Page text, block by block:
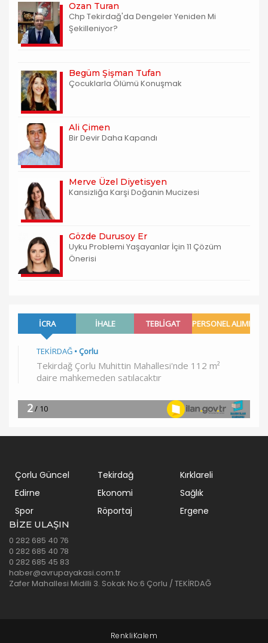
Ozan Turan
Chp Tekirdağ'da Dengeler Yeniden Mi
Şekilleniyor?
Begüm Şişman Tufan
Çocuklarla Ölümü Konuşmak
Ali Çimen
Bir Devir Daha Kapandı
Merve Üzel Diyetisyen
Kansizliğa Karşi Doğanin Mucizesi
Gözde Durusoy Er
Uyku Problemi Yaşayanlar İçin 11 Çözüm
Önerisi
Çorlu Güncel Tekirdağ
Kırklareli
Edirne
Ekonomi
Sağlık
Spor
Röportaj Ergene
BIZE ULAŞIN
0 282 685 40 76
0 282 685 40 78
0 282 685 45 83
haber@avrupayakasi.com.tr
Zafer Mahallesi Midilli 3. Sokak No:6 Çorlu / TEKİRDAĞ
Çorlu Web Tasarım